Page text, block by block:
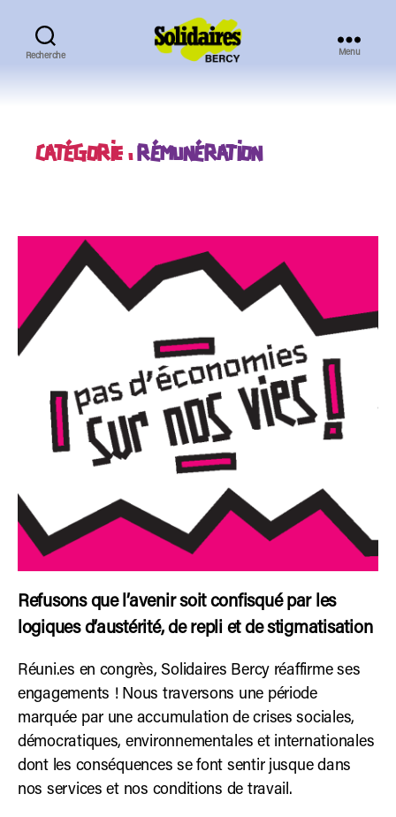
Recherche Menu
CATÉGORIE :RÉMUNÉRATION
Refusons que l’avenir soit confisqué par les
logiques d’austérité, de repli et de stigmatisation
Réuni.es en congrès, Solidaires Bercy réaffirme ses
engagements ! Nous traversons une période
marquée par une accumulation de crises sociales,
démocratiques, environnementales et internationales
dont les conséquences se font sentir jusque dans
nos services et nos conditions de travail.